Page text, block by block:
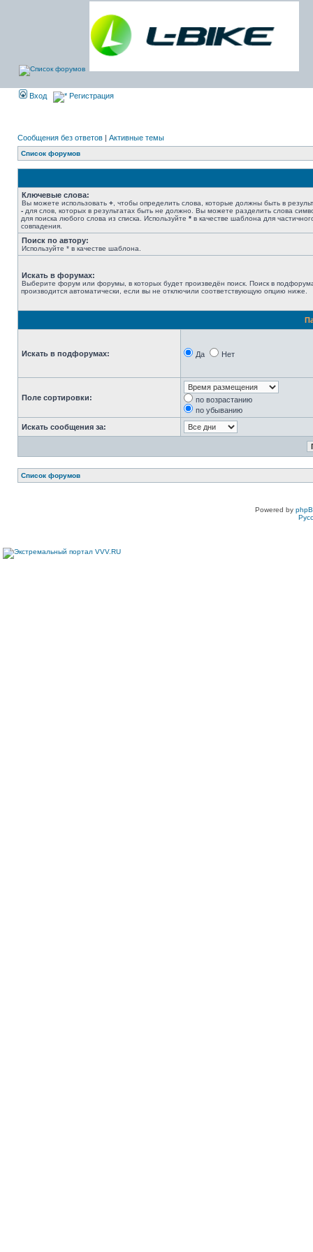
Вход Регистрация
Сообщения без ответов | Активные темы
Список форумов
Ключевые слова:
Вы можете использовать + , чтобы определить слова, которые должны быть в
- для слов, которых в результатах быть не должно. Вы можете разделить слова
для поиска любого слова из списка. Используйте * в качестве шаблона для
совпадения.
Поиск по автору:
Используйте * в качестве шаблона.
Искать в форумах:
Выберите форум или форумы, в которых будет произведён поиск. Поиск в
производится автоматически, если вы не отключили соответствующую опцию ниже.
Искать в подфорумах: Да Нет
Поле сортировки:
по возрастанию
по убыванию
Искать сообщения за:
Список форумов
Powered by